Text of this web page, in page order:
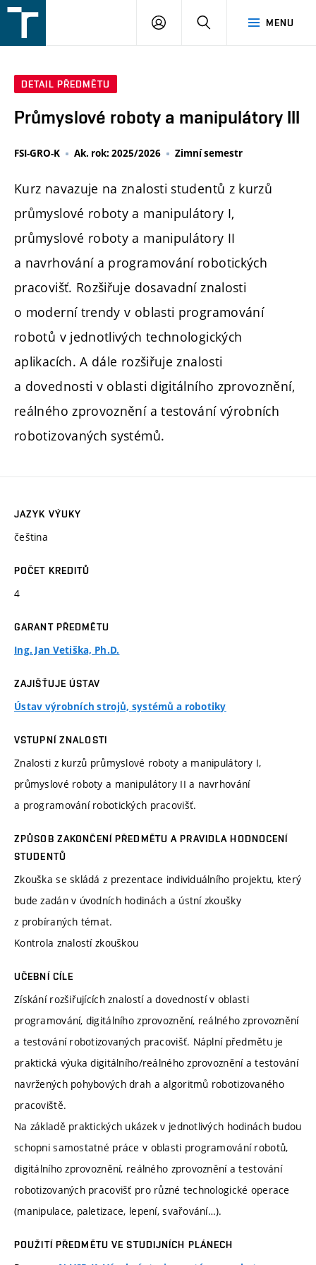
v
MENU
PŘIHLÁŠENÍ
DETAIL PŘEDMĚTU
Průmyslové roboty a manipulátory III
FSI-GRO-K Ak. rok: 2025/2026 Zimní semestr
Kurz navazuje na znalosti studentů z kurzů
průmyslové roboty a manipulátory I,
průmyslové roboty a manipulátory II
a navrhování a programování robotických
pracovišť. Rozšiřuje dosavadní znalosti
o moderní trendy v oblasti programování
robotů v jednotlivých technologických
aplikacích. A dále rozšiřuje znalosti
a dovednosti v oblasti digitálního zprovoznění,
reálného zprovoznění a testování výrobních
robotizovaných systémů.
JAZYK VÝUKY
čeština
POČET KREDITŮ
4
GARANT PŘEDMĚTU
Ing. Jan Vetiška, Ph.D.
ZAJIŠŤUJE ÚSTAV
Ústav výrobních strojů, systémů a robotiky
VSTUPNÍ ZNALOSTI
Znalosti z kurzů průmyslové roboty a manipulátory I,
průmyslové roboty a manipulátory II a navrhování
a programování robotických pracovišť.
ZPŮSOB ZAKONČENÍ PŘEDMĚTU A PRAVIDLA HODNOCENÍ
STUDENTŮ
Zkouška se skládá z prezentace individuálního projektu, který
bude zadán v úvodních hodinách a ústní zkoušky
z probíraných témat.
Kontrola znalostí zkouškou
UČEBNÍ CÍLE
Získání rozšiřujících znalostí a dovedností v oblasti
programování, digitálního zprovoznění, reálného zprovoznění
a testování robotizovaných pracovišť. Náplní předmětu je
praktická výuka digitálního/reálného zprovoznění a testování
navržených pohybových drah a algoritmů robotizovaného
pracoviště.
Na základě praktických ukázek v jednotlivých hodinách budou
schopni samostatné práce v oblasti programování robotů,
digitálního zprovoznění, reálného zprovoznění a testování
robotizovaných pracovišť pro různé technologické operace
(manipulace, paletizace, lepení, svařování…).
POUŽITÍ PŘEDMĚTU VE STUDIJNÍCH PLÁNECH